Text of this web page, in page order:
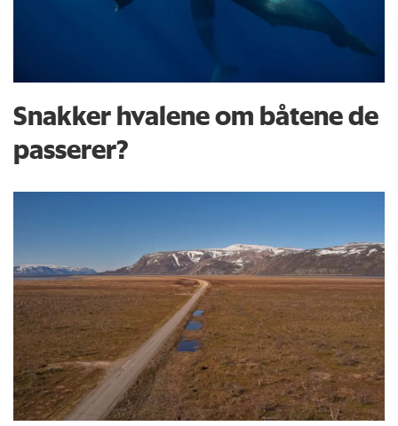
Snakker hvalene om båtene de
passerer?